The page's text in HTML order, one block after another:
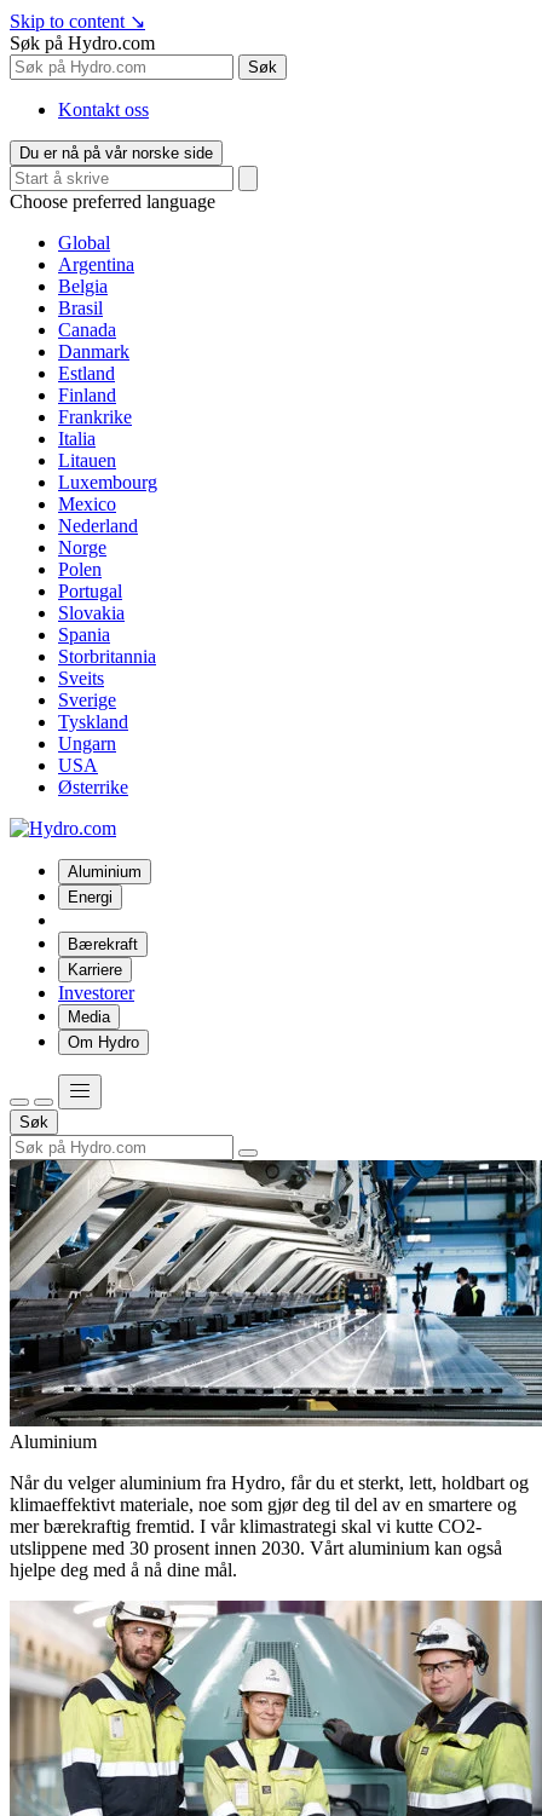
Skip to content ↘
Søk på Hydro.com
Søk
Kontakt oss
Du er nå på vår norske side
Choose preferred language
Global
Argentina
Belgia
Brasil
Canada
Danmark
Estland
Finland
Frankrike
Italia
Litauen
Luxembourg
Mexico
Nederland
Norge
Polen
Portugal
Slovakia
Spania
Storbritannia
Sveits
Sverige
Tyskland
Ungarn
USA
Østerrike
Aluminium
Energi
Bærekraft
Karriere
Investorer
Media
Om Hydro
Søk
Aluminium
Når du velger aluminium fra Hydro, får du et sterkt, lett, holdbart og
klimaeffektivt materiale, noe som gjør deg til del av en smartere og
mer bærekraftig fremtid. I vår klimastrategi skal vi kutte CO2-
utslippene med 30 prosent innen 2030. Vårt aluminium kan også
hjelpe deg med å nå dine mål.